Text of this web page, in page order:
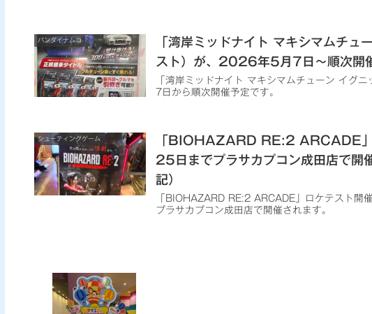
バンダイナムコ
「湾岸ミッドナイト マキシマムチュ
スト）が、2026年5月7日～順次開
「湾岸ミッドナイト マキシマムチューン イグ
7日から順次開催予定です。
シューティングゲーム
「BIOHAZARD RE:2 ARCADE
25日までプラサカプコン成田店で
記）
「BIOHAZARD RE:2 ARCADE」ロケテスト
プラサカプコン成田店で開催されます。